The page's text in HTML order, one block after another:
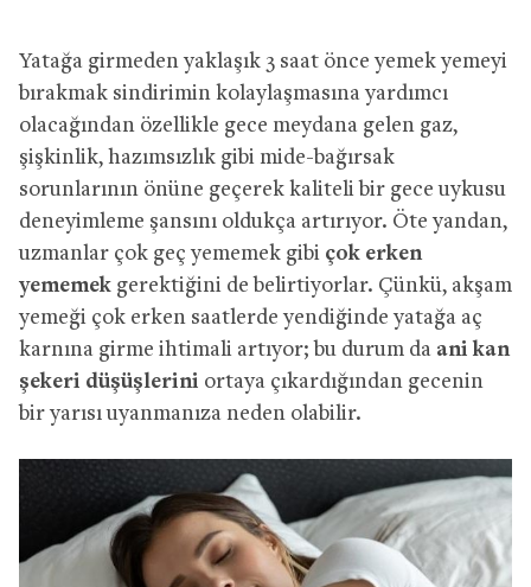
Yatağa girmeden yaklaşık 3 saat önce yemek yemeyi
bırakmak sindirimin kolaylaşmasına yardımcı
olacağından özellikle gece meydana gelen gaz,
şişkinlik, hazımsızlık gibi mide-bağırsak
sorunlarının önüne geçerek kaliteli bir gece uykusu
deneyimleme şansını oldukça artırıyor. Öte yandan,
uzmanlar çok geç yememek gibi çok erken
yememek gerektiğini de belirtiyorlar. Çünkü, akşam
yemeği çok erken saatlerde yendiğinde yatağa aç
karnına girme ihtimali artıyor; bu durum da ani kan
şekeri düşüşlerini ortaya çıkardığından gecenin
bir yarısı uyanmanıza neden olabilir.